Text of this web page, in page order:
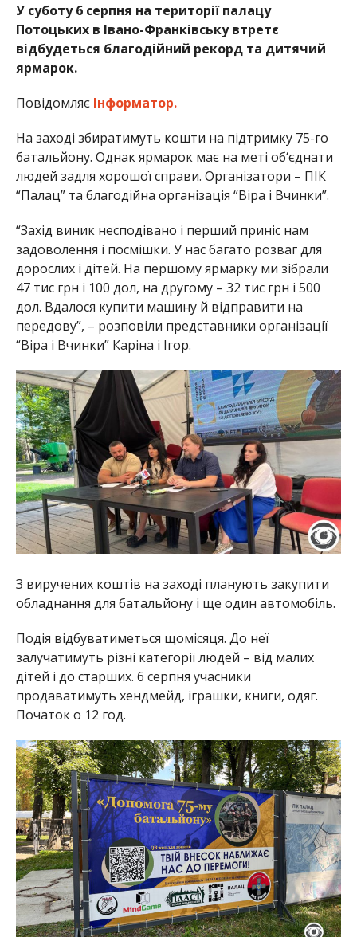
У суботу 6 серпня на території палацу
Потоцьких в Івано-Франківську втретє
відбудеться благодійний рекорд та дитячий
ярмарок.
Повідомляє Інформатор.
На заході збиратимуть кошти на підтримку 75-го
батальйону. Однак ярмарок має на меті об‘єднати
людей задля хорошої справи. Організатори – ПІК
“Палац” та благодійна організація “Віра і Вчинки”.
“Захід виник несподівано і перший приніс нам
задоволення і посмішки. У нас багато розваг для
дорослих і дітей. На першому ярмарку ми зібрали
47 тис грн і 100 дол, на другому – 32 тис грн і 500
дол. Вдалося купити машину й відправити на
передову”, – розповіли представники організації
“Віра і Вчинки” Каріна і Ігор.
З виручених коштів на заході планують закупити
обладнання для батальйону і ще один автомобіль.
Подія відбуватиметься щомісяця. До неї
залучатимуть різні категорії людей – від малих
дітей і до старших. 6 серпня учасники
продаватимуть хендмейд, іграшки, книги, одяг.
Початок о 12 год.